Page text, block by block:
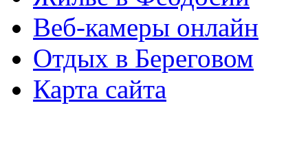
Веб-камеры онлайн
Отдых в Береговом
Карта сайта